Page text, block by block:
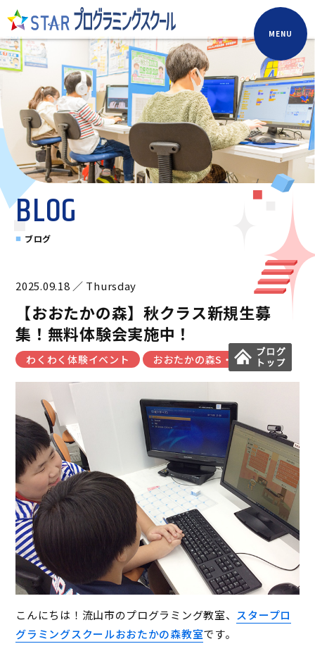
MENU
BLOG
ブログ
2025.09.18 ／ Thursday
【おおたかの森】秋クラス新規生募
集！無料体験会実施中！
わくわく体験イベント おおたかの森S・C教室
こんにちは！流山市のプログラミング教室、 スタープロ
グラミングスクールおおたかの森教室です。